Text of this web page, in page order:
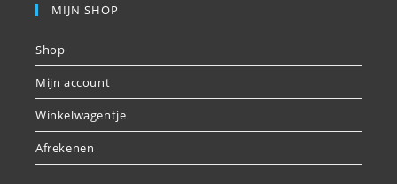
MIJN SHOP
Shop
Mijn account
Winkelwagentje
Afrekenen